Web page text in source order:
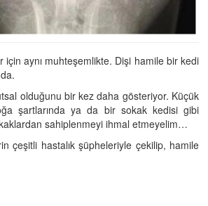
için aynı muhteşemlikte. Dişi hamile bir kedi
olduğunu bir kez daha gösteriyor. Küçük
şartlarında ya da bir sokak kedisi gibi
sahiplenmeyi ihmal etmeyelim…
çeşitli hastalık şüpheleriyle çekilip, hamile
Türkiye’deki Hayvan
20.05.2020